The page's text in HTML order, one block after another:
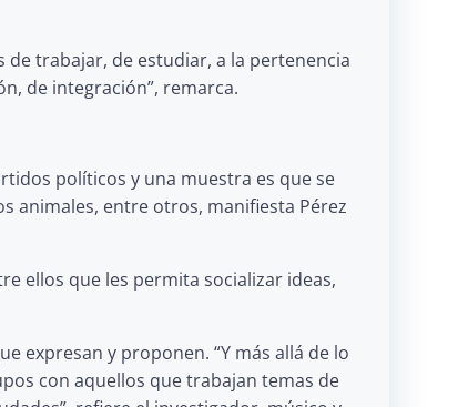
trabajar, de estudiar, a la pertenencia
de integración”, remarca.
políticos y una muestra es que se
animales, entre otros, manifiesta Pérez
ellos que les permita socializar ideas,
expresan y proponen. “Y más allá de lo
con aquellos que trabajan temas de